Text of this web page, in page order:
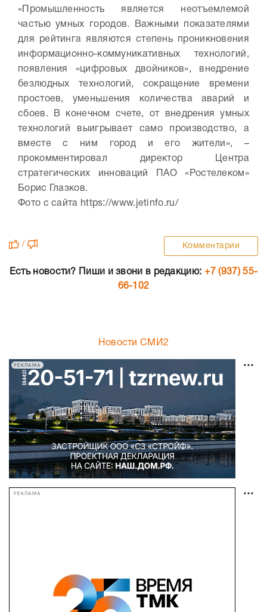
«Промышленность является неотъемлемой
частью умных городов. Важными показателями
для рейтинга являются степень проникновения
информационно-коммуникативных технологий,
появления «цифровых двойников», внедрение
безлюдных технологий, сокращение времени
простоев, уменьшения количества аварий и
сбоев. В конечном счете, от внедрения умных
технологий выигрывает само производство, а
вместе с ним город и его жители», –
прокомментировал директор Центра
стратегических инноваций ПАО «Ростелеком»
Борис Глазков.
Фото с сайта https://www.jetinfo.ru/
/ Комментарии
Есть новости? Пиши и звони в редакцию: +7 (937) 55-
66-102
Новости СМИ2
РЕКЛАМА
РЕКЛАМА